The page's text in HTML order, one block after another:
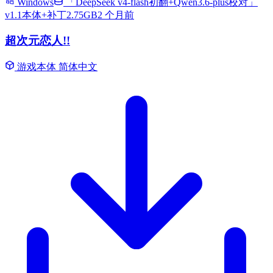
v1.1本体+补丁2.75GB2 个月前
超次元恋人!!
游戏本体 简体中文